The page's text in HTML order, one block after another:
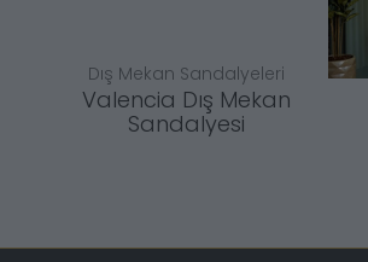
Dış Mekan Sandalyeleri
Valencia Dış Mekan
Sandalyesi